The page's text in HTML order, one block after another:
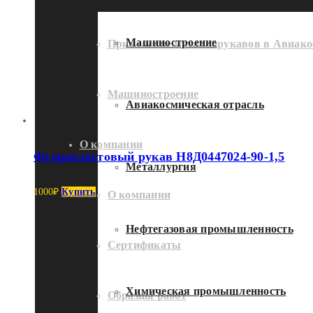
Применение металлорукавов в
Машиностроение
О компании
О компании
Сертификаты
Образцы работ
Машиностроение
Авиакосмическая отрасль
Металлургия
Нефтегазовая промышленность
Химическая промышленность
Фторопластовый рукав Н8Д0447024-90-1,5
1000₽ Купить